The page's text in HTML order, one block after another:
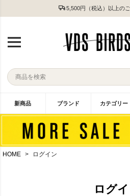
5,500円（税込）以上の
新商品 ブランド カテゴリー
HOME ログイン
ログ